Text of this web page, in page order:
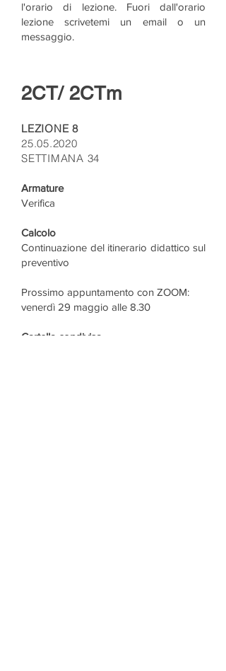
l'orario di lezione. Fuori dall'orario
lezione scrivetemi un email o un
messaggio.
2CT/ 2CTm
LEZIONE 8
25.05.2020
SETTIMANA 34
Armature
Verifica
Calcolo
Continuazione del itinerario didattico sul
preventivo
Prossimo appuntamento con ZOOM:
venerdì 29 maggio alle 8.30
Cartella condivisa